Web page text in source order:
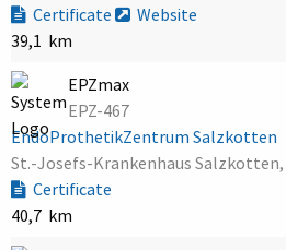
Certificate
Website
39,1 km
EPZmax
EPZ-467
EndoProthetikZentrum Salzkotten
St.-Josefs-Krankenhaus
Certificate
40,7 km